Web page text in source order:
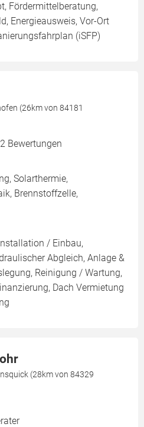
Fördermittelberatung,
Energieausweis, Vor-Ort
(iSFP)
(26km von 84181
Bewertungen
Solarthermie,
Brennstoffzelle,
/ Einbau,
Abgleich, Anlage &
Reinigung / Wartung,
Dach Vermietung
(28km von 84329